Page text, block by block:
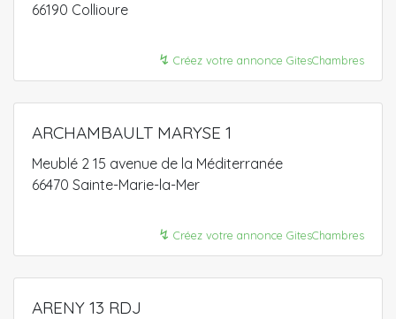
66190 Collioure
↯ Créez votre annonce GitesChambres
ARCHAMBAULT MARYSE 1
Meublé 2 15 avenue de la Méditerranée
66470 Sainte-Marie-la-Mer
↯ Créez votre annonce GitesChambres
ARENY 13 RDJ